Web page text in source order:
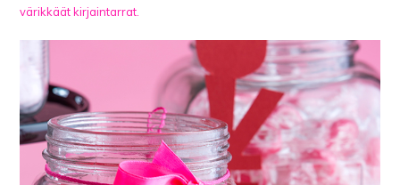
värikkäät kirjaintarrat.